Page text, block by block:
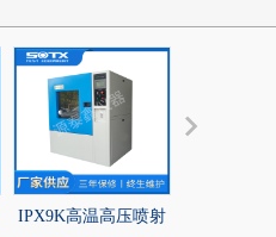
IPX9K高温高压喷射